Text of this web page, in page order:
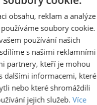
obsahu, reklam a analýze
soubory cookie.
používání našich
s našimi reklamními
partnery, kteří je mohou
dalšími informacemi, které
nebo které shromáždili
jejich služeb.Více